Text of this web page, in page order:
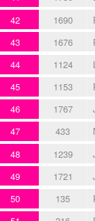
42 1690
43 1676
44 1124
45 1153
46 1767
47 433
48 1239
49 1721
50 135